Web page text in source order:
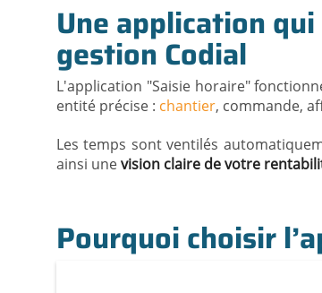
Une application
gestion Codial
L'application "Saisie horaire"
entité précise : chantier, commande,
Les temps sont ventilés
ainsi unevision claire de votre
Pourquoi choisir